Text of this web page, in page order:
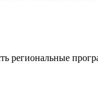
региональные